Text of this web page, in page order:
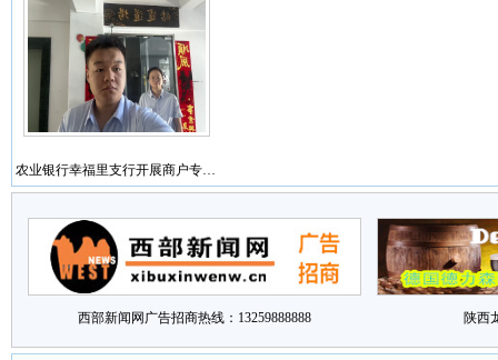
农业银行幸福里支行开展商户专…
西部新闻网广告招商热线：13259888888 陕西